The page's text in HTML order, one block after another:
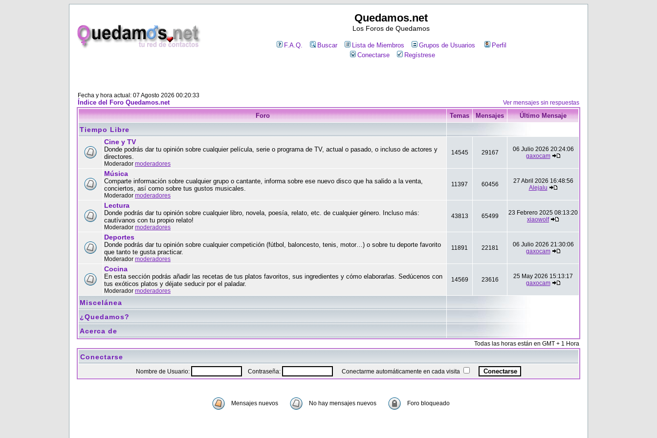
Quedamos.net
Los Foros de Quedamos
F.A.Q. Buscar Lista de Miembros Grupos de Usuarios
Perfil
Conectarse
Regístrese
Fecha y hora actual: 07 Agosto 2026 00:20:33
Índice del Foro Quedamos.net Ver mensajes sin respuestas
Foro Temas Mensajes Último Mensaje
Tiempo Libre
Cine y TV
Donde podrás dar tu opinión sobre cualquier película, serie o programa de TV, actual o pasado, o incluso de actores y
directores.
Moderador moderadores
14545 29167
06 Julio 2026 20:24:06
gaxocam
Música
Comparte información sobre cualquier grupo o cantante, informa sobre ese nuevo disco que ha salido a la venta,
conciertos, así como sobre tus gustos musicales.
Moderador moderadores
11397 60456
27 Abril 2026 16:48:56
Alejalu
Lectura
Donde podrás dar tu opinión sobre cualquier libro, novela, poesía, relato, etc. de cualquier género. Incluso más:
cautívanos con tu propio relato!
Moderador moderadores
43813 65499
23 Febrero 2025 08:13:20
xiaowolf
Deportes
Donde podrás dar tu opinión sobre cualquier competición (fútbol, baloncesto, tenis, motor…) o sobre tu deporte favorito
que tanto te gusta practicar.
Moderador moderadores
11891 22181
06 Julio 2026 21:30:06
gaxocam
Cocina
En esta sección podrás añadir las recetas de tus platos favoritos, sus ingredientes y cómo elaborarlas. Sedúcenos con
tus exóticos platos y déjate seducir por el paladar.
Moderador moderadores
14569 23616
25 May 2026 15:13:17
gaxocam
Miscelánea
¿Quedamos?
Acerca de
Todas las horas están en GMT + 1 Hora
Conectarse
Nombre de Usuario: Contraseña: Conectarme automáticamente en cada visita
Mensajes nuevos No hay mensajes nuevos Foro bloqueado